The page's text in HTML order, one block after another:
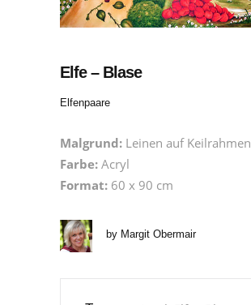
Elfe – Blase
Elfenpaare
Malgrund: Leinen auf Keilrahmen
Farbe: Acryl
Format: 60 x 90 cm
by Margit Obermair